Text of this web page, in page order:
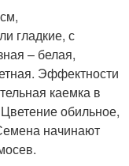
гладкие, с
– белая,
Эффектности
каемка в
обильное,
начинают